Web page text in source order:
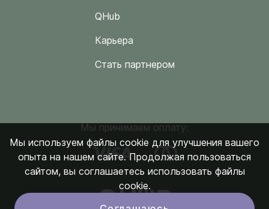
QHub
Карьера
Стать партнером
Мы принимаем оплату:
Мы используем файлы cookie для улучшения вашего
опыта на нашем сайте. Продолжая пользоваться
сайтом, вы соглашаетесь использовать файлы
cookie.